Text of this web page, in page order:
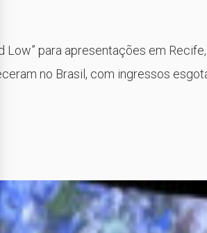
para apresentações em
no Brasil, com ingressos